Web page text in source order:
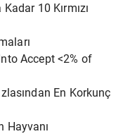
10 Kırmızı
Accept <2% of
En Korkunç
Hayvanı